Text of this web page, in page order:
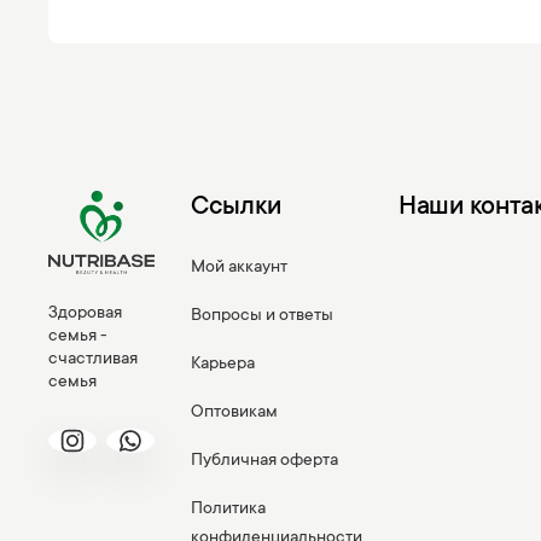
Здоровая
семья -
счастливая
семья
Ссылки
Мой аккаунт
Вопросы и ответы
Карьера
Оптовикам
Публичная оферта
Политика
Наши